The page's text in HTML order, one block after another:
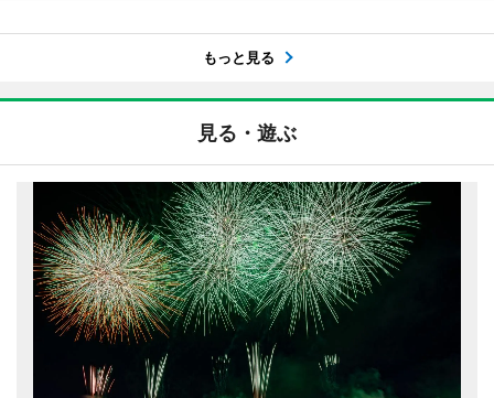
もっと見る
見る・遊ぶ